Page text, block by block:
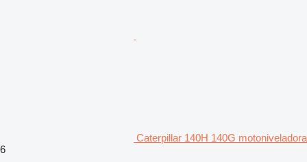
Caterpillar 140H 140G motoniveladora
6